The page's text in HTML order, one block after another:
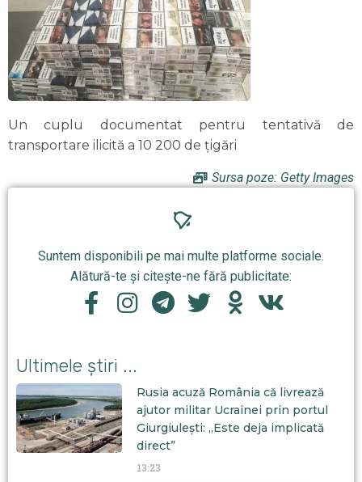
Un cuplu documentat pentru tentativă de
transportare ilicită a 10 200 de țigări
Sursa poze: Getty Images
Suntem disponibili pe mai multe platforme sociale.
Alătură-te și citește-ne fără publicitate:
Ultimele știri ...
Rusia acuză România că livrează
ajutor militar Ucrainei prin portul
Giurgiulești: „Este deja implicată
direct”
13:23